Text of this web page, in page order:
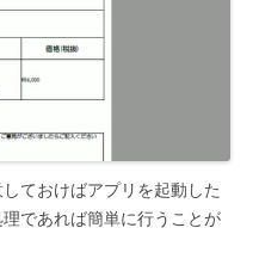
ておけばアプリを起動した
であれば簡単に行うことが